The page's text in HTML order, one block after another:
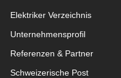
Elektriker Verzeichnis
Unternehmensprofil
Referenzen & Partner
Schweizerische Post